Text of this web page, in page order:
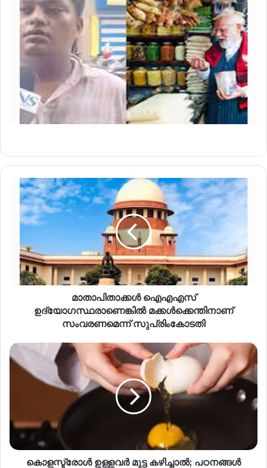
മാതാപിതാക്കൾ ഐഎഎസ്
ഉദ്യോഗസ്ഥരാണെങ്കിൽ മക്കൾക്കെന്തിനാണ്
സംവരണമെന്ന് സുപ്രിംകോടതി
കൊളസ്ട്രോൾ ഉള്ളവർ മുട്ട കഴിച്ചാൽ; പഠനങ്ങൾ